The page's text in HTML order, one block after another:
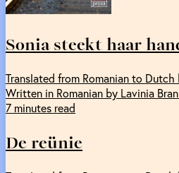
Sonia steekt haar
Translated from Romanian to
Written in Romanian by Lavinia
7 minutes read
De reünie